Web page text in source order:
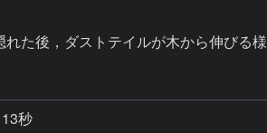
た後，ダストテイルが木から伸びる
秒